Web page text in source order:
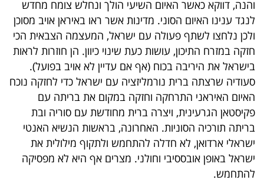
אחרינו:
והנה, דווקא כאשר האיום השיעי הולך ונחלש צומח מחדש
לנגד ענינו האיום הסוני. מדינות אשר ראו באיראן אויב מסוכן
ולכן נלחצו לשתף פעולה עם ישראל, המעצמה הצבאית הכי
חזקה במזרח התיכון, עושות כעת שינוי כיוון. הן חוזרות לראות
בישראל את היריבה בכוח (אף אם עדיין לא אויב בפועל).
סעודיה שרצתה ברית נורמליזציה עם ישראל כדי לחזקה נוכח
האיום האיראני התרחקה וחזקה במקום את בריתה עם
פקיסטאן הגרעינית, ויצרה ברית מחודשת עם סוריה ובת
בריתה תורכיה הסוניות. האחרונה, בראשות הנשיא האנטי
ישראלי ארדואן, לא חדלה להתחמש ולתקוף מילולית את
ישראל באופן אובססיבי וחולני. מצרים אף היא לא מפסיקה
להתחמש.